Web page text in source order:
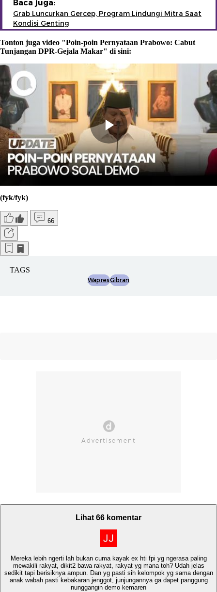
Baca juga:
Grab Luncurkan Gercep, Program Lindungi Mitra Saat
Kondisi Genting
Tonton juga video "Poin-poin Pernyataan Prabowo: Cabut
Tunjangan DPR-Gejala Makar" di sini:
(fyk/fyk)
66
TAGS
WapresGibran
Lihat 66 komentar
Mereka lebih ngerti lah bukan cuma kayak ex hti fpi yg ngerasa paling
mewakili rakyat, dikit2 bawa rakyat, rakyat yg mana toh? Udah jelas
sedikit tapi berisiknya ampun. Dan yg pasti sih kelompok yg sama dengan
anak wabah pasti kebakaran jenggot, junjungannya ga dapet panggung
nunggangin demo kemaren